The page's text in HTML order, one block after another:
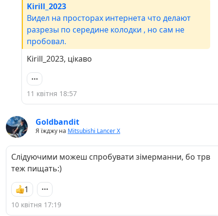
Kirill_2023
Видел на просторах интернета что делают
разрезы по середине колодки , но сам не
пробовал.
Kirill_2023, цікаво
11 квітня 18:57
Goldbandit
Я їжджу на Mitsubishi Lancer X
Слідуючими можеш спробувати зімерманни, бо трв
теж пищать:)
1
10 квітня 17:19